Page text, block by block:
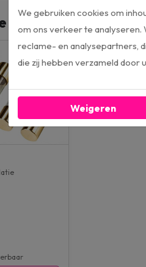
producten
We gebruiken cookies om
om ons verkeer te analyseren.
reclame- en analysepartners,
die zij hebben verzameld door
Weigeren